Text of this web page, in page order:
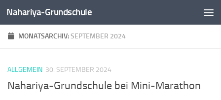
Zum Inhalt springen
Nahariya-Grundschule
MONATSARCHIV:SEPTEMBER 2024
ALLGEMEIN 30. SEPTEMBER 2024
Nahariya-Grundschule bei Mini-Marathon